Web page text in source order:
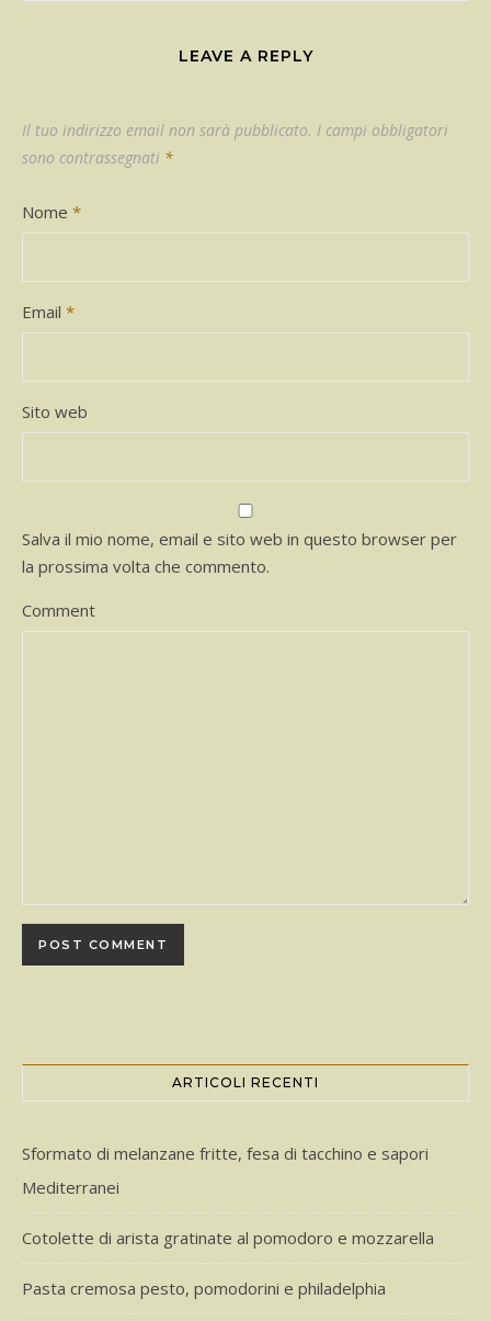
LEAVE A REPLY
Il tuo indirizzo email non sarà pubblicato. I campi obbligatori
sono contrassegnati *
Nome *
Email *
Sito web
Salva il mio nome, email e sito web in questo browser per
la prossima volta che commento.
Comment
ARTICOLI RECENTI
Sformato di melanzane fritte, fesa di tacchino e sapori
Mediterranei
Cotolette di arista gratinate al pomodoro e mozzarella
Pasta cremosa pesto, pomodorini e philadelphia